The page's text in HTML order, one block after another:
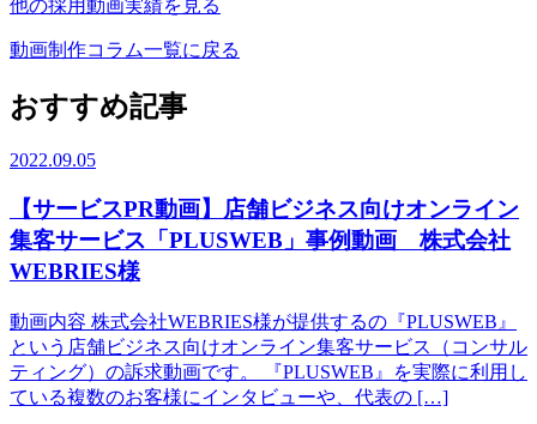
他の採用動画実績を見る
動画制作コラム一覧に戻る
おすすめ記事
2022.09.05
【サービスPR動画】店舗ビジネス向けオンライン
集客サービス「PLUSWEB」事例動画 株式会社
WEBRIES様
動画内容 株式会社WEBRIES様が提供するの『PLUSWEB』
という店舗ビジネス向けオンライン集客サービス（コンサル
ティング）の訴求動画です。 『PLUSWEB』を実際に利用し
ている複数のお客様にインタビューや、代表の […]